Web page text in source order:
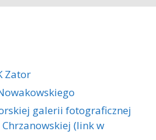
Zator
galerii fotograficznej
(link w